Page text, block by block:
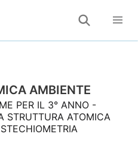
AMBIENTE
PER IL 3° ANNO -
STRUTTURA ATOMICA